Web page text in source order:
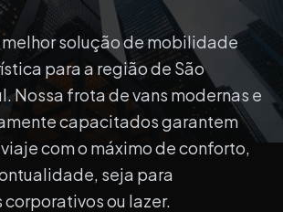
solução de mobilidade
para a região de São
. Nossa frota de vans modernas e
capacitados garantem
com o máximo de conforto,
seja para
ou lazer.